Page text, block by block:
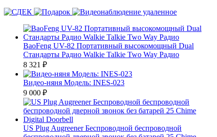
BaoFeng UV-82 Портативный высокомощный Dual
Стандарты Радио Walkie Talkie Two Way Радио
8 321 ₽
Видео-няня Модель: INES-023
9 000 ₽
US Plug Augreener Беспроводной беспроводной